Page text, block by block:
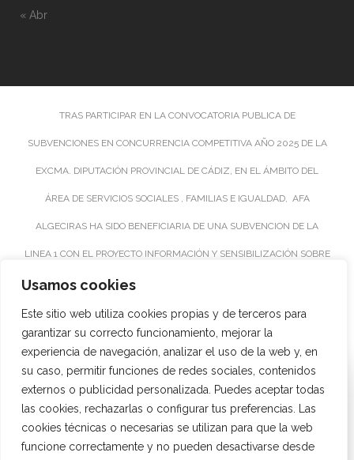
Usamos cookies
Este sitio web utiliza cookies propias y de terceros para
garantizar su correcto funcionamiento, mejorar la
experiencia de navegación, analizar el uso de la web y, en
su caso, permitir funciones de redes sociales, contenidos
externos o publicidad personalizada. Puedes aceptar todas
las cookies, rechazarlas o configurar tus preferencias. Las
cookies técnicas o necesarias se utilizan para que la web
funcione correctamente y no pueden desactivarse desde
« Abr
TRAS PARTICIPAR EN LA CONVOCATORIA PUBLICA DE
SUBVENCIONES EN CONCURRENCIA COMPETITIVA AÑO 2025 DE LA
EXCMA. DIPUTACIÓN PROVINCIAL DE CÁDIZ, EN EL ÁMBITO DEL
ÁREA DE SERVICIOS SOCIALES , FAMILIAS E IGUALDAD, AFA
ALGECIRAS HA SIDO BENEFICIARIA DE UNA SUBVENCION DE LA
LINEA 1 CON EL PROYECTO INFORMACIÓN Y SENSIBILIZACIÓN SOBRE
ALZHEIMER , Y UNA SUBVENCIÓN DE LA LINEA 2: PROYECTOS DE
INTERVENCION SOCIAL PARA EL DESARROLLO DEL PROYECTO
“EQUIPAMIENTO DE SALAS DE TERAPIA PARA ENFERMOS DE
ALZHEIMER” PARA EL CENTRO UNIDAD DE ESTANCIA DIURNA PARA
PERSONAS MAYORES DE AFA ALGECIRAS.
AMBOS PROTECTOS SUPONEN UNA APORTACIÓN VALIOSÍSIMA EN EL
Utilizamos cookies propias y de terceros para garantizar el
funcionamiento de la web, medir su uso y mejorar nuestros
servicios. Puede aceptar todas las cookies, rechazar las no
necesarias o configurar sus preferencias.